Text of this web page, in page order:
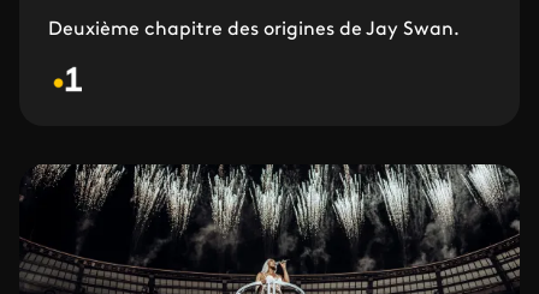
Deuxième chapitre des origines de Jay Swan.